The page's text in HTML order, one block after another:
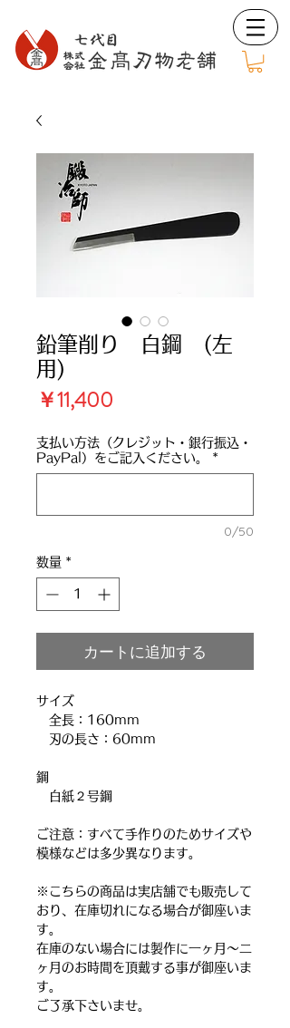
鉛筆削り 白鋼 (左
用)
￥11,400
支払い方法（クレジット・銀行振込・
PayPal）をご記入ください。
*
0/50
数量 *
カートに追加する
サイズ
全長：160mm
刃の長さ：60mm
鋼
白紙２号鋼
ご注意：すべて手作りのためサイズや
模様などは多少異なります。
※こちらの商品は実店舗でも販売して
おり、在庫切れになる場合が御座いま
す。
在庫のない場合には製作に一ヶ月～二
ヶ月のお時間を頂戴する事が御座いま
す。
ご了承下さいませ。